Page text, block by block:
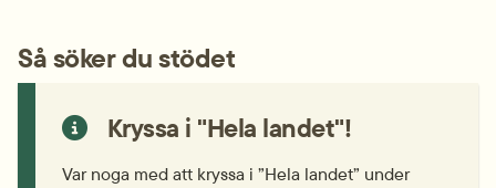
Så söker du stödet
Kryssa i "Hela landet"!
Var noga med att kryssa i ”Hela landet” under